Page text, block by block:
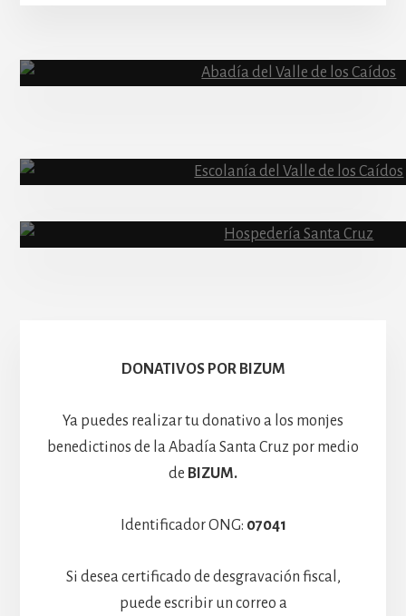
Content
Hospedería
DONATIVOS POR BIZUM
Ya puedes realizar tu donativo a los monjes
benedictinos de la Abadía Santa Cruz por medio
de BIZUM.
Identificador ONG: 07041
Si desea certificado de desgravación fiscal,
puede escribir un correo a